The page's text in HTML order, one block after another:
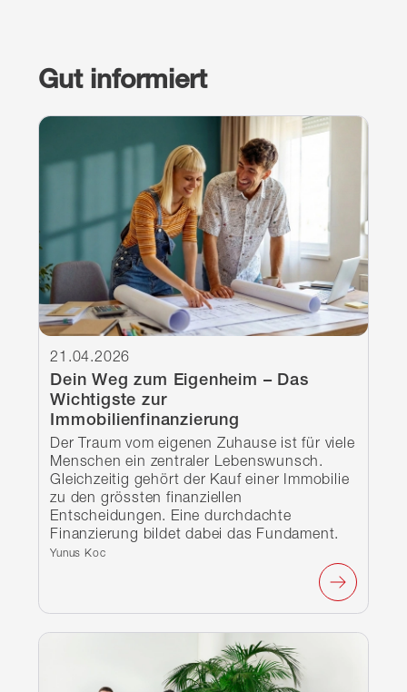
Gut informiert
Dein Weg zum Eigenheim – Das
Wichtigste zur
Immobilienfinanzierung
21.04.2026
Der Traum vom eigenen Zuhause ist für viele
Menschen ein zentraler Lebenswunsch.
Gleichzeitig gehört der Kauf einer Immobilie
zu den grössten finanziellen
Entscheidungen. Eine durchdachte
Finanzierung bildet dabei das Fundament.
Verfasst von:
Yunus Koc
Weiterlesen
Weiterlesen